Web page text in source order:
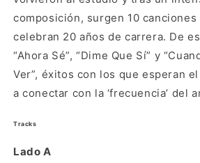
composición, surgen 10 canciones
celebran 20 años de carrera. De
“Ahora Sé”, “Dime Que Sí” y
Ver”, éxitos con los que esperan
a conectar con la ‘frecuencia’ del
Tracks
Lado A